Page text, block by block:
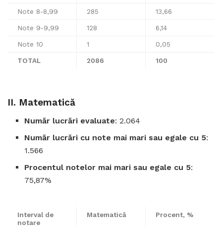
Note 8-8,99 285 13,66
Note 9-9,99 128 6,14
Note 10 1 0,05
TOTAL 2086 100
II. Matematică
Număr lucrări evaluate: 2.064
Număr lucrări cu note mai mari sau egale cu 5:
1.566
Procentul notelor mai mari sau egale cu 5:
75,87%
Interval de
notare
Matematică Procent, %